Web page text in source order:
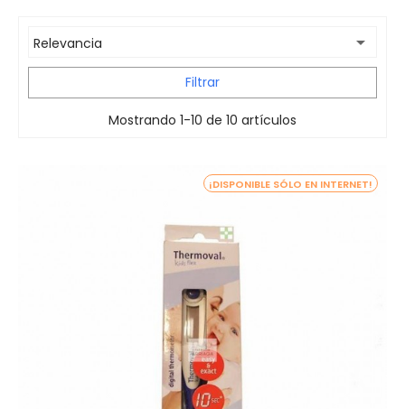
Relevancia 
Filtrar
Mostrando 1-10 de 10 artículos
¡DISPONIBLE SÓLO EN INTERNET!